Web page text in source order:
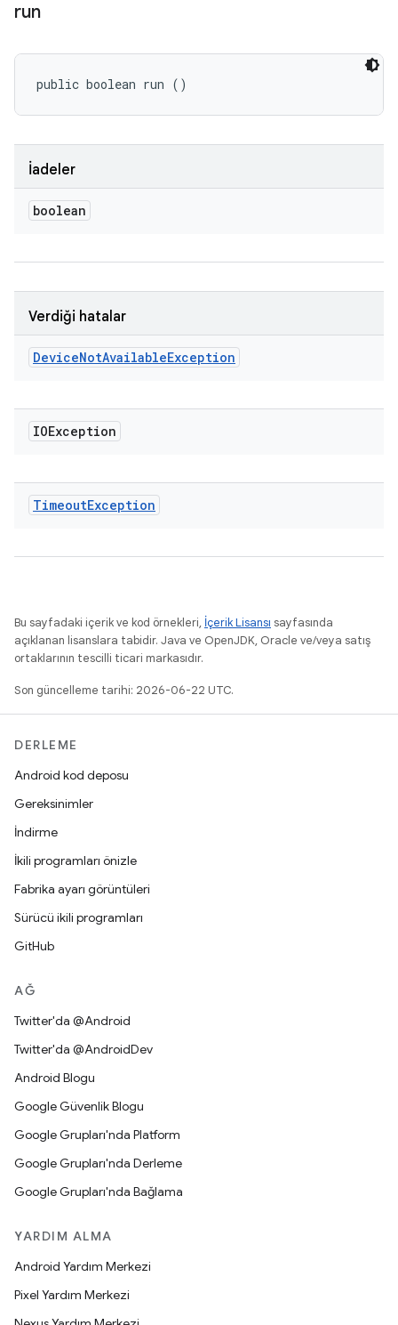
run
public boolean run ()
İadeler
boolean
Verdiği hatalar
DeviceNotAvailableException
IOException
TimeoutException
Bu sayfadaki içerik ve kod örnekleri, İçerik Lisansı sayfasında
açıklanan lisanslara tabidir. Java ve OpenJDK, Oracle ve/veya satış
ortaklarının tescilli ticari markasıdır.
Son güncelleme tarihi: 2026-06-22 UTC.
DERLEME
Android kod deposu
Gereksinimler
İndirme
İkili programları önizle
Fabrika ayarı görüntüleri
Sürücü ikili programları
GitHub
AĞ
Twitter'da @Android
Twitter'da @AndroidDev
Android Blogu
Google Güvenlik Blogu
Google Grupları'nda Platform
Google Grupları'nda Derleme
Google Grupları'nda Bağlama
YARDIM ALMA
Android Yardım Merkezi
Pixel Yardım Merkezi